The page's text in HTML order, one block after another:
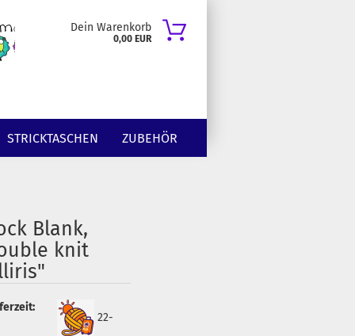
Dein Warenkorb
0,00 EUR
STRICKTASCHEN ZUBEHÖR
Blank,
knit
22-